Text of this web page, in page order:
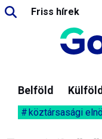
Friss hírek
Belföld Külföld
köztársasági